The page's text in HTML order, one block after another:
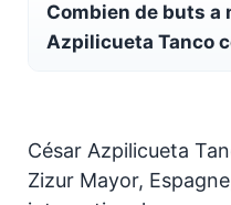
Combien de buts a
Azpilicueta Tanco
César Azpilicueta
Zizur Mayor,